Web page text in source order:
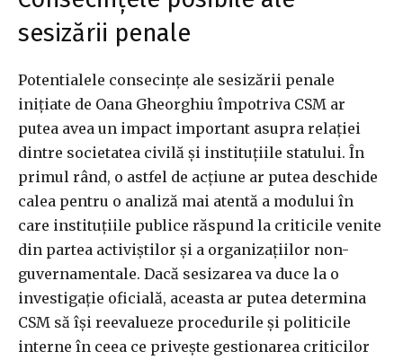
sesizării penale
Potentialele consecințe ale sesizării penale
inițiate de Oana Gheorghiu împotriva CSM ar
putea avea un impact important asupra relației
dintre societatea civilă și instituțiile statului. În
primul rând, o astfel de acțiune ar putea deschide
calea pentru o analiză mai atentă a modului în
care instituțiile publice răspund la criticile venite
din partea activiștilor și a organizațiilor non-
guvernamentale. Dacă sesizarea va duce la o
investigație oficială, aceasta ar putea determina
CSM să își reevalueze procedurile și politicile
interne în ceea ce privește gestionarea criticilor